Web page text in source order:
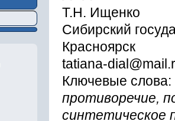
Т.Н. Ищенко
Сибирский
Красноярск
tatiana-
Ключевые слова:
противоречие,
синтетическое